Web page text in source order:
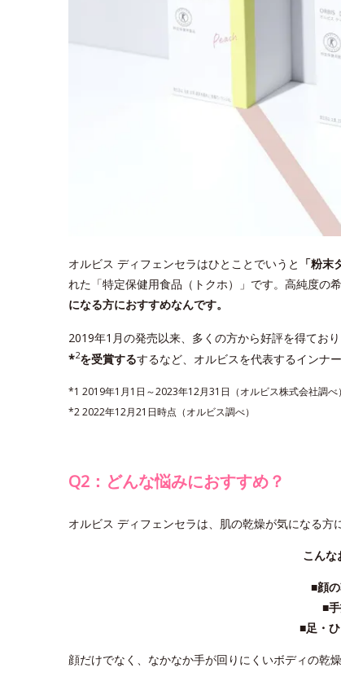
オルビス ディフェンセラはひとことでいうと 「粉末
れた「特定保健用食品（トクホ）」です。高純度の
になる方におすすめなんです。
2019年1月の発売以来、多くの方から好評を得ており
*2を受賞するするなど、オルビスを代表するインナ
*1 2019年1月1日～2023年12月31日（オルビス株式会社調べ）
*2 2022年12月21日時点（オルビス調べ）
Q2：どんな悩みにおすすめ？
オルビス ディフェンセラは、肌の乾燥が気になる方
こんな
■顔
■
■足・
顔だけでなく、なかなか手が回りにくいボディの乾